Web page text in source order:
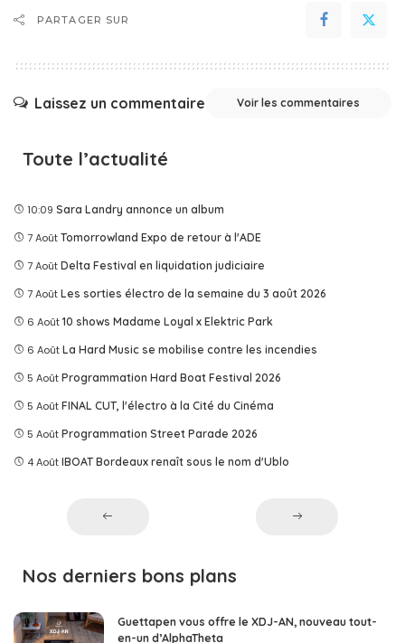
PARTAGER SUR
Laissez un commentaire Voir les commentaires
Toute l’actualité
10:09 Sara Landry annonce un album
7 Août Tomorrowland Expo de retour à l'ADE
7 Août Delta Festival en liquidation judiciaire
7 Août Les sorties électro de la semaine du 3 août 2026
6 Août 10 shows Madame Loyal x Elektric Park
6 Août La Hard Music se mobilise contre les incendies
5 Août Programmation Hard Boat Festival 2026
5 Août FINAL CUT, l'électro à la Cité du Cinéma
5 Août Programmation Street Parade 2026
4 Août IBOAT Bordeaux renaît sous le nom d'Ublo
Nos derniers bons plans
Guettapen vous offre le XDJ-AN, nouveau tout-
en-un d’AlphaTheta